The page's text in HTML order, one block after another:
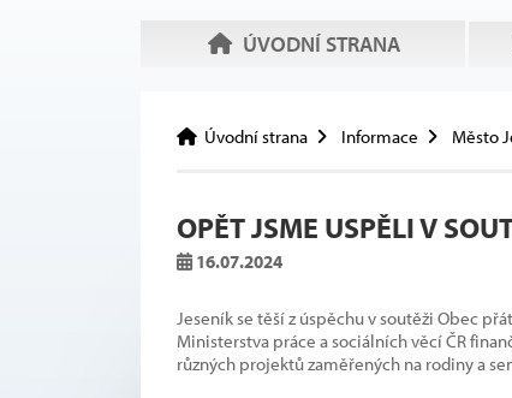
ÚVODNÍ STRANA
Úvodní strana Informace Město
OPĚT JSME USPĚLI V
16.07.2024
Jeseník se těší z úspěchu v soutěži Obec
Ministerstva práce a sociálních věcí ČR
různých projektů zaměřených na rodiny a